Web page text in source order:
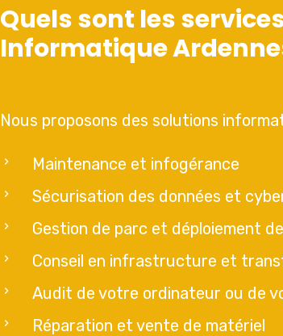
Quels sont les
Informatique
Nous proposons des solutions
Maintenance et infogérance
Sécurisation des données et
Gestion de parc et déploiement
Conseil en infrastructure et
Audit de votre ordinateur ou de
Réparation et vente de matériel